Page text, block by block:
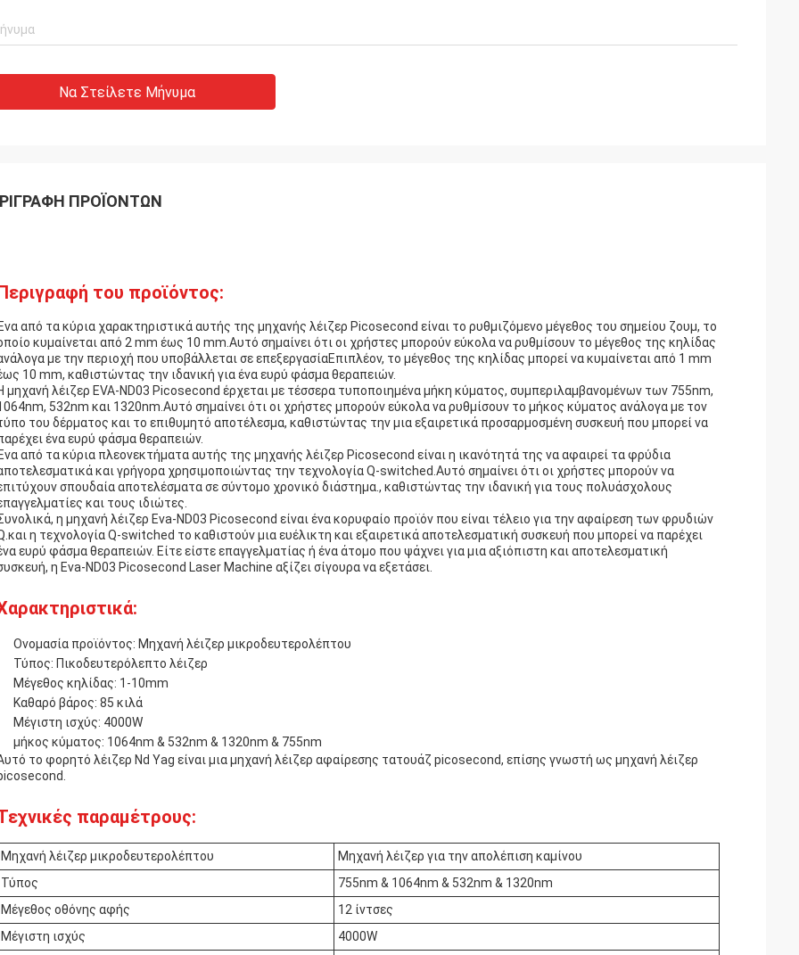
Να Στείλετε Μήνυμα
ΠΡΟΪΌΝΤΩΝ
του προϊόντος:
από τα κύρια χαρακτηριστικά αυτής της μηχανής λέιζερ Picosecond είναι το ρυθμιζόμενο μέγεθος του σημείου ζουμ, το
κυμαίνεται από 2 mm έως 10 mm.Αυτό σημαίνει ότι οι χρήστες μπορούν εύκολα να ρυθμίσουν το μέγεθος της κηλίδας
με την περιοχή που υποβάλλεται σε επεξεργασίαΕπιπλέον, το μέγεθος της κηλίδας μπορεί να κυμαίνεται από 1 mm
10 mm, καθιστώντας την ιδανική για ένα ευρύ φάσμα θεραπειών.
μηχανή λέιζερ EVA-ND03 Picosecond έρχεται με τέσσερα τυποποιημένα μήκη κύματος, συμπεριλαμβανομένων των 755nm,
532nm και 1320nm.Αυτό σημαίνει ότι οι χρήστες μπορούν εύκολα να ρυθμίσουν το μήκος κύματος ανάλογα με τον
του δέρματος και το επιθυμητό αποτέλεσμα, καθιστώντας την μια εξαιρετικά προσαρμοσμένη συσκευή που μπορεί να
ένα ευρύ φάσμα θεραπειών.
από τα κύρια πλεονεκτήματα αυτής της μηχανής λέιζερ Picosecond είναι η ικανότητά της να αφαιρεί τα φρύδια
και γρήγορα χρησιμοποιώντας την τεχνολογία Q-switched.Αυτό σημαίνει ότι οι χρήστες μπορούν να
σπουδαία αποτελέσματα σε σύντομο χρονικό διάστημα., καθιστώντας την ιδανική για τους πολυάσχολους
και τους ιδιώτες.
η μηχανή λέιζερ Eva-ND03 Picosecond είναι ένα κορυφαίο προϊόν που είναι τέλειο για την αφαίρεση των φρυδιών
η τεχνολογία Q-switched το καθιστούν μια ευέλικτη και εξαιρετικά αποτελεσματική συσκευή που μπορεί να παρέχει
ευρύ φάσμα θεραπειών. Είτε είστε επαγγελματίας ή ένα άτομο που ψάχνει για μια αξιόπιστη και αποτελεσματική
η Eva-ND03 Picosecond Laser Machine αξίζει σίγουρα να εξετάσει.
Ονομασία προϊόντος: Μηχανή λέιζερ μικροδευτερολέπτου
Τύπος: Πικοδευτερόλεπτο λέιζερ
Μέγεθος κηλίδας: 1-10mm
Καθαρό βάρος: 85 κιλά
Μέγιστη ισχύς: 4000W
μήκος κύματος: 1064nm & 532nm & 1320nm & 755nm
το φορητό λέιζερ Nd Yag είναι μια μηχανή λέιζερ αφαίρεσης τατουάζ picosecond, επίσης γνωστή ως μηχανή λέιζερ
παραμέτρους:
Μηχανή λέιζερ μικροδευτερολέπτου
Μηχανή λέιζερ για την απολέπιση καμίνου
Τύπος
755nm & 1064nm & 532nm & 1320nm
Μέγεθος οθόνης αφής
12 ίντσες
Μέγιστη ισχύς
4000W